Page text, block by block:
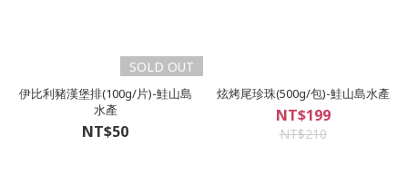
SOLD OUT
伊比利豬漢堡排(100g/片)-鮭山島
水產
NT$50
炫烤尾珍珠(500g/包)-鮭山島水產
NT$199
NT$210